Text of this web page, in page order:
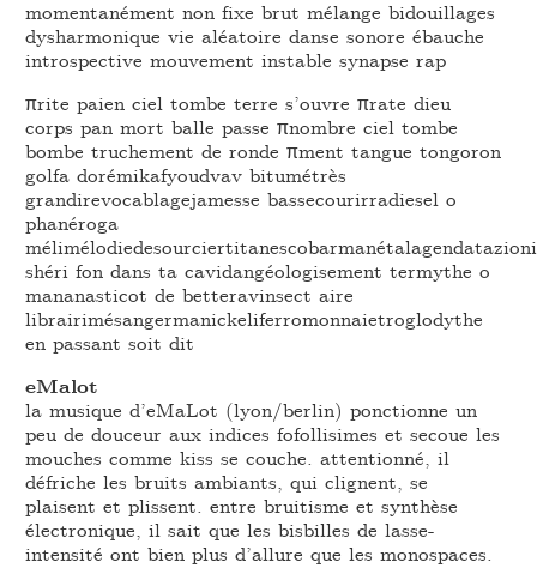
momentanément non fixe brut mélange bidouillages
dysharmonique vie aléatoire danse sonore ébauche
introspective mouvement instable synapse rap
πrite paien ciel tombe terre s’ouvre πrate dieu
corps pan mort balle passe πnombre ciel tombe
bombe truchement de ronde πment tangue tongoron
golfa dorémikafyoudvav bitumétrès
grandirevocablagejamesse bassecourirradiesel o
phanéroga
shéri fon dans ta cavidangéologisement termythe o
mananasticot de betteravinsect aire
librairimésangermanickeliferromonnaietroglodythe
en passant soit dit
eMalot
la musique d’eMaLot (lyon/berlin) ponctionne un
peu de douceur aux indices fofollisimes et secoue les
mouches comme kiss se couche. attentionné, il
défriche les bruits ambiants, qui clignent, se
plaisent et plissent. entre bruitisme et synthèse
électronique, il sait que les bisbilles de lasse-
intensité ont bien plus d’allure que les monospaces.